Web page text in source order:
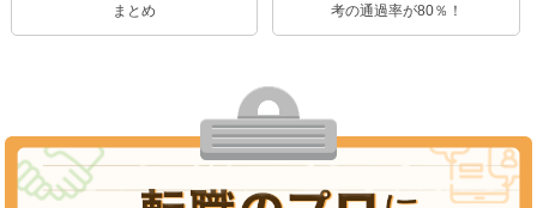
まとめ
考の通過率が80％！